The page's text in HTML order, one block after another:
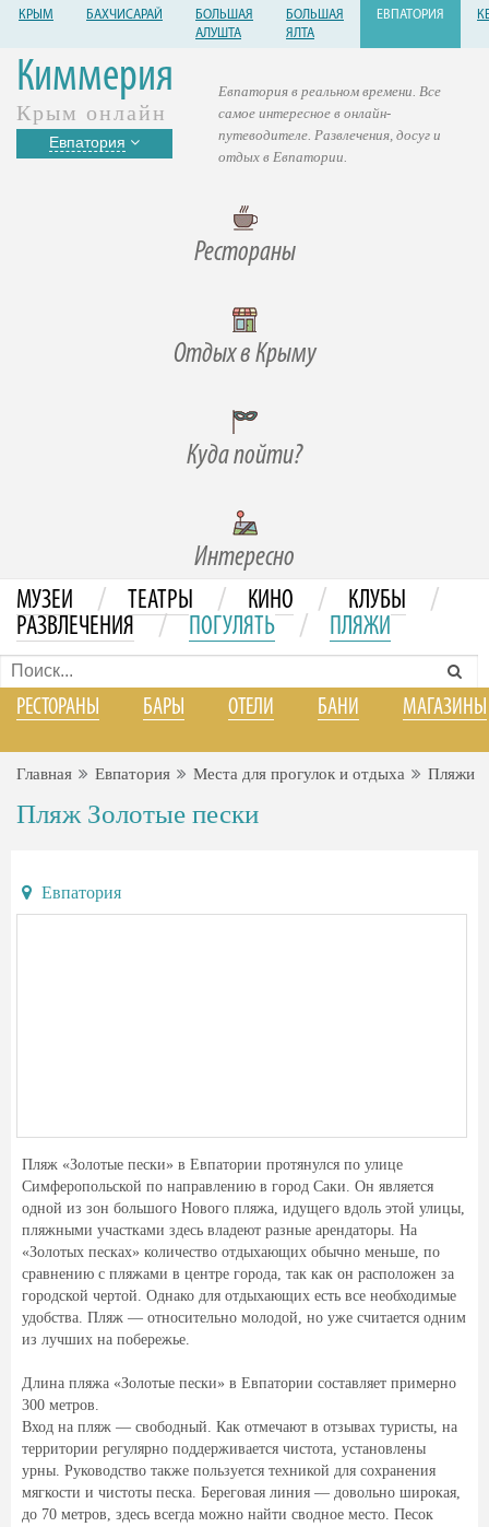
КРЫМ БАХЧИСАРАЙ
БОЛЬШАЯ
АЛУШТА
БОЛЬШАЯ
ЯЛТА
ЕВПАТОРИЯ
Киммерия
Крым онлайн
Евпатория
Рестораны
Отдых в Крыму
Куда пойти?
Интересно
Евпатория в реальном времени. Все
самое интересное в онлайн-
путеводителе. Развлечения, досуг и
отдых в Евпатории.
МУЗЕИ / ТЕАТРЫ / КИНО / КЛУБЫ /
РАЗВЛЕЧЕНИЯ / ПОГУЛЯТЬ / ПЛЯЖИ
РЕСТОРАНЫ БАРЫ ОТЕЛИ БАНИ МАГАЗИНЫ
Главная Евпатория Места для прогулок и отдыха Пляжи
Пляж Золотые пески
Евпатория
Пляж «Золотые пески» в Евпатории протянулся по улице
Симферопольской по направлению в город Саки. Он является
одной из зон большого Нового пляжа, идущего вдоль этой улицы,
пляжными участками здесь владеют разные арендаторы. На
«Золотых песках» количество отдыхающих обычно меньше, по
сравнению с пляжами в центре города, так как он расположен за
городской чертой. Однако для отдыхающих есть все необходимые
удобства. Пляж — относительно молодой, но уже считается одним
из лучших на побережье.
Длина пляжа «Золотые пески» в Евпатории составляет примерно
300 метров.
Вход на пляж — свободный. Как отмечают в отзывах туристы, на
территории регулярно поддерживается чистота, установлены
урны. Руководство также пользуется техникой для сохранения
мягкости и чистоты песка. Береговая линия — довольно широкая,
до 70 метров, здесь всегда можно найти сводное место. Песок